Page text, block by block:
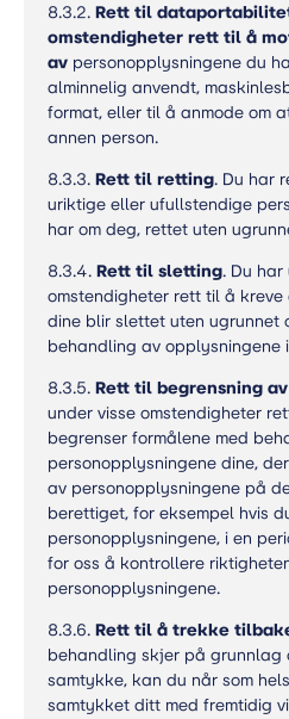
8.3.2. Rett til
omstendigheter rett til å
av personopplysningene du
alminnelig anvendt,
format, eller til å anmode om
annen person.
8.3.3. Rett til retting. Du har
uriktige eller ufullstendige
har om deg, rettet uten
8.3.4. Rett til sletting. Du har
omstendigheter rett til å
dine blir slettet uten ugrunnet
behandling av opplysningene
8.3.5. Rett til begrensning
under visse omstendigheter
begrenser formålene med
personopplysningene dine,
av personopplysningene på
berettiget, for eksempel hvis
personopplysningene, i en
for oss å kontrollere
personopplysningene.
8.3.6. Rett til å trekke
behandling skjer på
samtykke, kan du når som
samtykket ditt med fremtidig